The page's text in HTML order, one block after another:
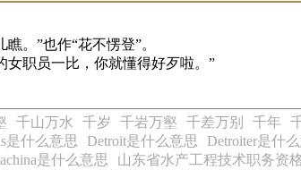
。”也作“花不愣登”。
女职员一比，你就懂得好歹啦。”
千山万水 千岁 千岩万壑 千差万别 千年
是什么意思 Detroit是什么意思 Detroiter是什
是什么意思
山东省水产工程技术职务资